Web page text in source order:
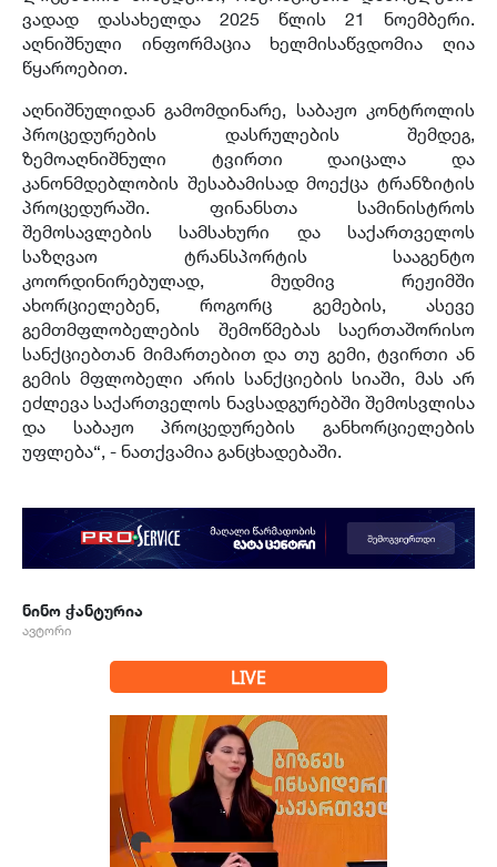
ვადად დასახელდა 2025 წლის 21 ნოემბერი.
აღნიშნული ინფორმაცია ხელმისაწვდომია ღია
წყაროებით.
აღნიშნულიდან გამომდინარე, საბაჟო კონტროლის
პროცედურების დასრულების შემდეგ,
ზემოაღნიშნული ტვირთი დაიცალა და
კანონმდებლობის შესაბამისად მოექცა ტრანზიტის
პროცედურაში. ფინანსთა სამინისტროს
შემოსავლების სამსახური და საქართველოს
საზღვაო ტრანსპორტის სააგენტო
კოორდინირებულად, მუდმივ რეჟიმში
ახორციელებენ, როგორც გემების, ასევე
გემთმფლობელების შემოწმებას საერთაშორისო
სანქციებთან მიმართებით და თუ გემი, ტვირთი ან
გემის მფლობელი არის სანქციების სიაში, მას არ
ეძლევა საქართველოს ნავსადგურებში შემოსვლისა
და საბაჟო პროცედურების განხორციელების
უფლება“, - ნათქვამია განცხადებაში.
ნინო ჭანტურია
ავტორი
LIVE